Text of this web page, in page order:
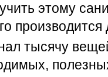
этому
тысячу